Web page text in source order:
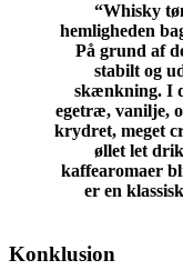
“Whisky
hemligheden
På grund af
stabilt og
skænkning. I
egetræ, vanilje,
krydret, meget
øllet let
kaffearomaer
er en
Konklusion